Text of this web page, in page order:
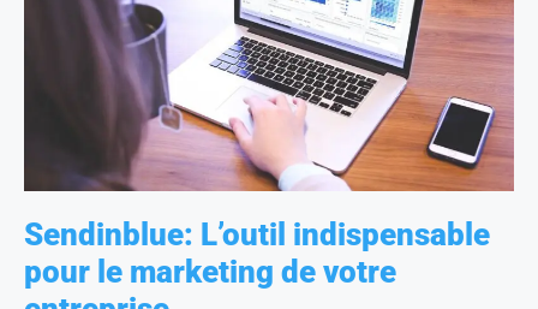
Sendinblue: L’outil indispensable
pour le marketing de votre